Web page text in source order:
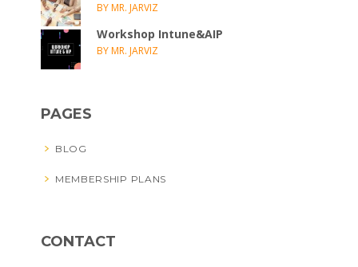
BY MR. JARVIZ
Workshop Intune&AIP
BY MR. JARVIZ
PAGES
BLOG
MEMBERSHIP PLANS
CONTACT